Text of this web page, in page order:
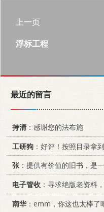
上一页
浮标工程
最近的留言
持清 ：感谢您的法布施
工研狗 ：好评！按照目录拿
张：提供有价值的旧书，是一
电子管收 ：寻求绝版老资料
南华：emm，你这也太棒了